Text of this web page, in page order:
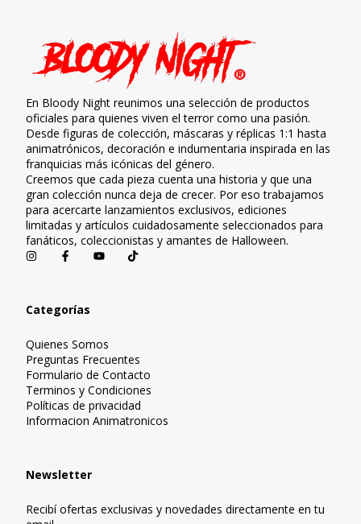
En Bloody Night reunimos una selección de productos
oficiales para quienes viven el terror como una pasión.
Desde figuras de colección, máscaras y réplicas 1:1 hasta
animatrónicos, decoración e indumentaria inspirada en las
franquicias más icónicas del género.
Creemos que cada pieza cuenta una historia y que una
gran colección nunca deja de crecer. Por eso trabajamos
para acercarte lanzamientos exclusivos, ediciones
limitadas y artículos cuidadosamente seleccionados para
fanáticos, coleccionistas y amantes de Halloween.
Categorías
Quienes Somos
Preguntas Frecuentes
Formulario de Contacto
Terminos y Condiciones
Políticas de privacidad
Informacion Animatronicos
Newsletter
Recibí ofertas exclusivas y novedades directamente en tu